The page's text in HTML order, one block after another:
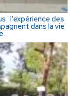
: l’expérience des
dans la vie